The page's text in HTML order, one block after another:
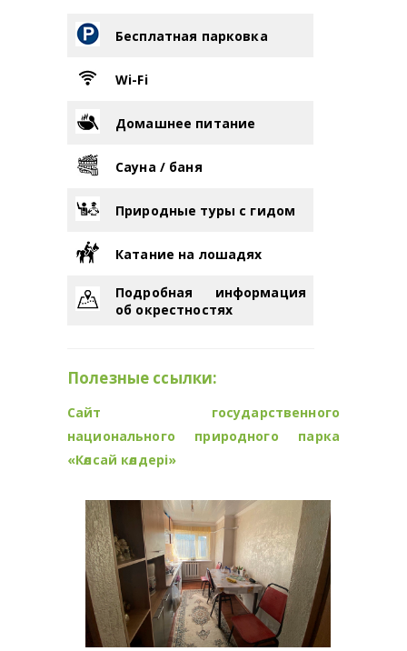
Бесплатная парковка
Wi-Fi
Домашнее питание
Сауна / баня
Природные туры с гидом
Катание на лошадях
Подробная информация
об окрестностях
Полезные ссылки:
Сайт государственного
национального природного парка
«Көлсай көлдері»